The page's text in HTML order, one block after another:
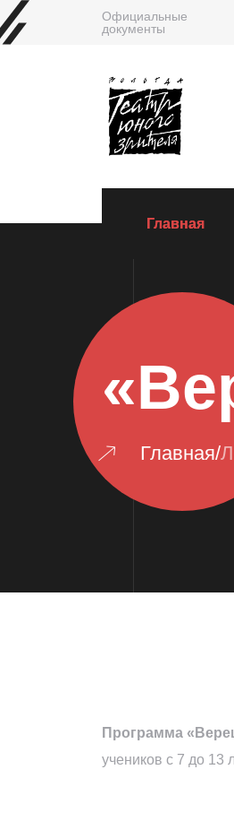
Официальные
документы
Главная
Главная/
Программа
учеников с 7 до 13